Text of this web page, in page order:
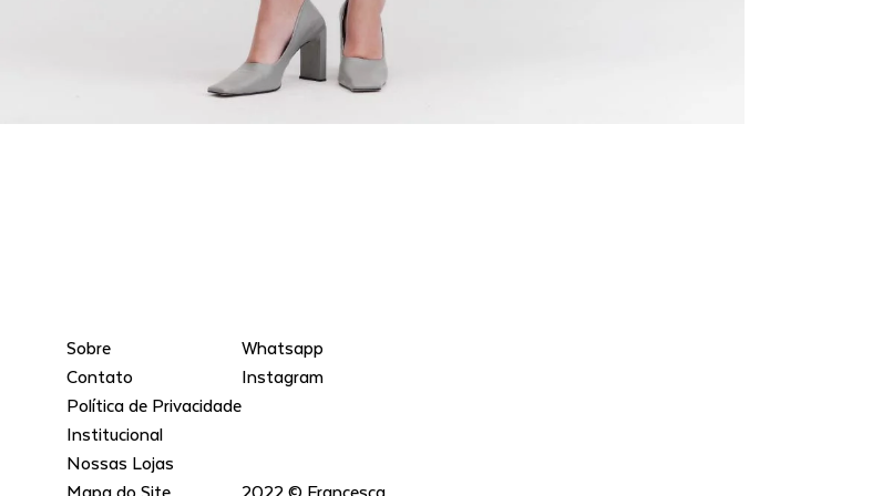
Sobre
Contato
Política de Privacidade
Institucional
Nossas Lojas
Whatsapp
Instagram